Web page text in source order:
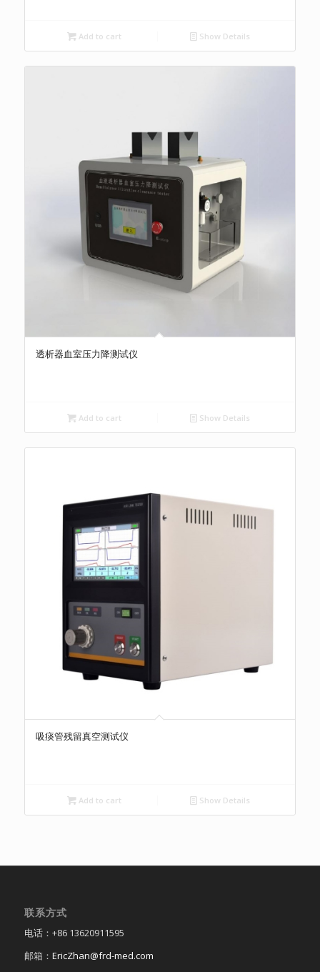
Add to cart Show Details
透析器血室压力降测试仪
Add to cart Show Details
吸痰管残留真空测试仪
Add to cart Show Details
联系方式
电话：+86 13620911595
邮箱： EricZhan@frd-med.com